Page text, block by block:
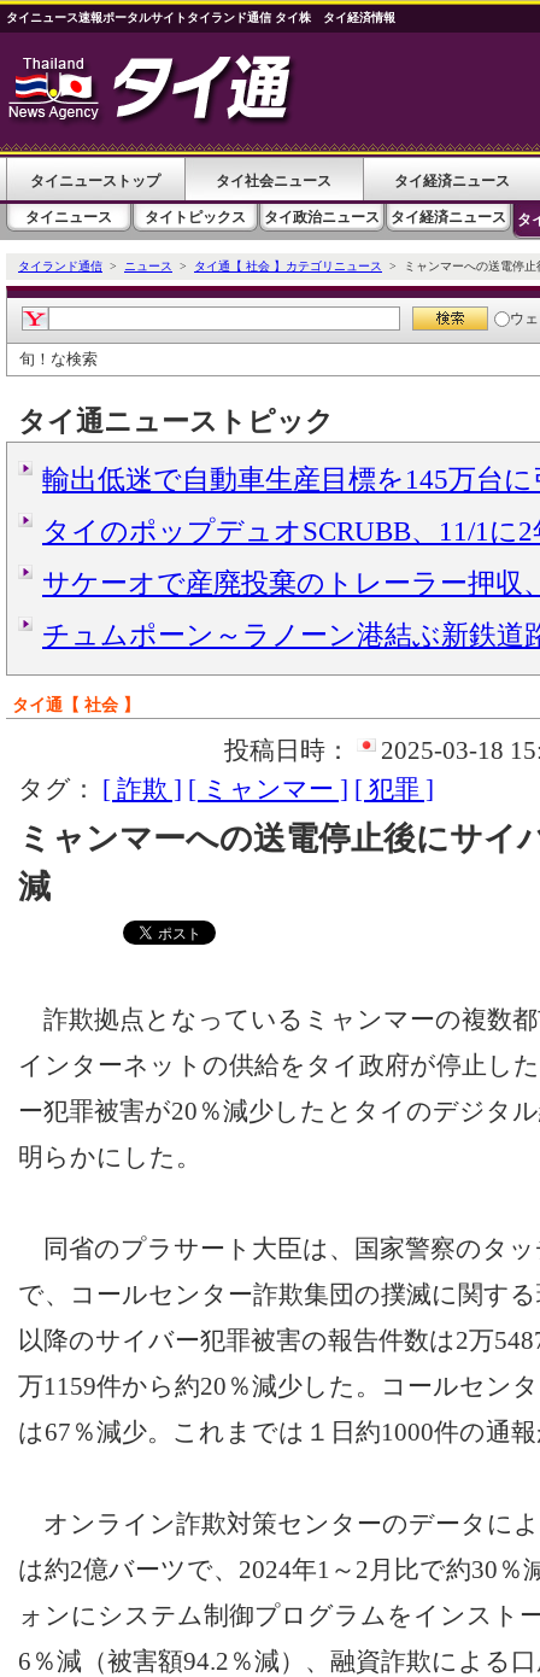
タイニュース速報ポータルサイトタイランド通信 タイ株 タイ経済情報
タイニューストップ タイ社会ニュース タイ経済ニュース
タイニュース タイトピックス タイ政治ニュース タイ経済ニュース タ
タイランド通信 > ニュース > タイ通【 社会 】カテゴリニュース > ミャンマーへの送電停止
ウ
旬！な検索
タイ通ニューストピック
輸出低迷で自動車生産目標を145万台
タイのポップデュオSCRUBB、11/1に
サケーオで産廃投棄のトレーラー押収
チュムポーン～ラノーン港結ぶ新鉄道
タイ通【 社会 】
投稿日時：
2025-03-18
タグ： [ 詐欺 ] [ ミャンマー ] [ 犯罪 ]
ミャンマーへの送電停止後にサイ
減
詐欺拠点となっているミャンマーの複数
インターネットの供給をタイ政府が停止し
ー犯罪被害が20％減少したとタイのデジタ
明らかにした。
同省のプラサート大臣は、国家警察のタ
で、コールセンター詐欺集団の撲滅に関す
以降のサイバー犯罪被害の報告件数は2万
万1159件から約20％減少した。コールセン
は67％減少。これまでは１日約1000件の通
オンライン詐欺対策センターのデータに
は約2億バーツで、2024年1～2月比で約30％
ォンにシステム制御プログラムをインスト
6％減（被害額94.2％減）、融資詐欺による